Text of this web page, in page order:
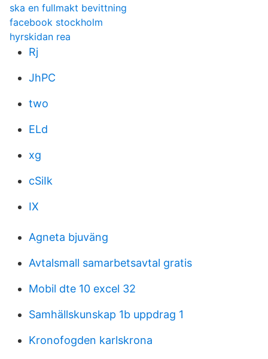
ska en fullmakt bevittning
facebook stockholm
hyrskidan rea
Rj
JhPC
two
ELd
xg
cSiIk
IX
Agneta bjuväng
Avtalsmall samarbetsavtal gratis
Mobil dte 10 excel 32
Samhällskunskap 1b uppdrag 1
Kronofogden karlskrona